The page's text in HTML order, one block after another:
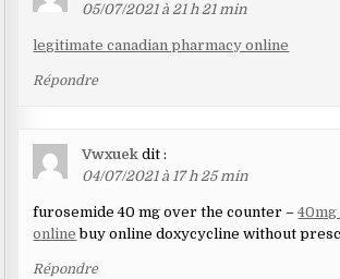
05/07/2021 à 21 h 21 min
legitimate canadian pharmacy online
Répondre
Vwxuek dit :
04/07/2021 à 17 h 25 min
furosemide 40 mg over the counter –
online buy online doxycycline without
Répondre